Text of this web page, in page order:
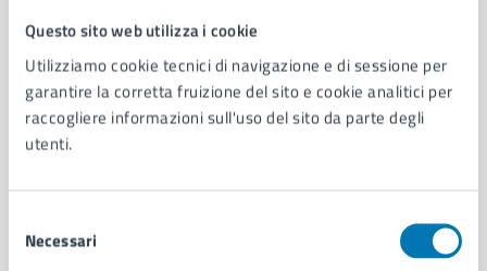
Questo sito web utilizza i cookie
Utilizziamo cookie tecnici di navigazione e di sessione per
garantire la corretta fruizione del sito e cookie analitici per
raccogliere informazioni sull'uso del sito da parte degli
utenti.
delNecessari
Amministrazione
Area Cultura